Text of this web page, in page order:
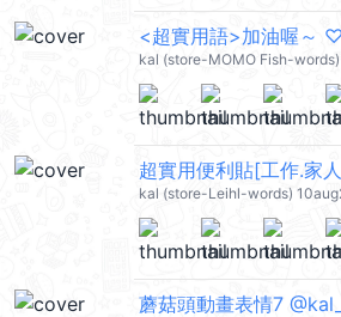
<超實用語>加油喔
kal (store-MOMO Fish-
kal (store-Leihl-words)
蘑菇頭動畫表情7